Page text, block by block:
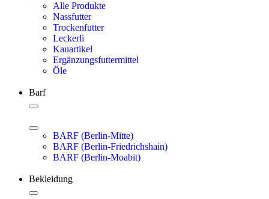
Alle Produkte
Nassfutter
Trockenfutter
Leckerli
Kauartikel
Ergänzungsfuttermittel
Öle
Barf
BARF (Berlin-Mitte)
BARF (Berlin-Friedrichshain)
BARF (Berlin-Moabit)
Bekleidung